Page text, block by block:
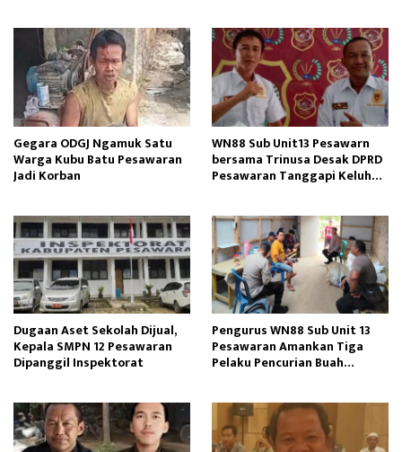
Gegara ODGJ Ngamuk Satu
Warga Kubu Batu Pesawaran
Jadi Korban
WN88 Sub Unit13 Pesawarn
bersama Trinusa Desak DPRD
Pesawaran Tanggapi Keluhan
Dugaan Aset Sekolah Dijual,
Kepala SMPN 12 Pesawaran
Dipanggil Inspektorat
Pengurus WN88 Sub Unit 13
Pesawaran Amankan Tiga
Pelaku Pencurian Buah